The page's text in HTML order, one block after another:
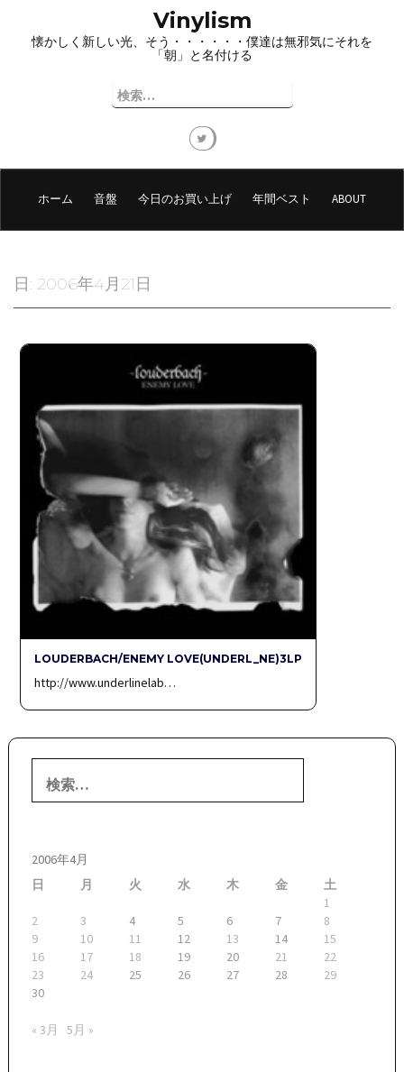
プ
Vinylism
懐かしく新しい光、そう・・・・・・僕達は無邪気にそれを
「朝」と名付ける
検
索:
ホーム 音盤 今日のお買い上げ 年間ベスト ABOUT
日: 2006年4月21日
LOUDERBACH/ENEMY LOVE(UNDERL_NE)3LP
http://www.underlinelab…
索:
2006年4月
日
月 火 水 木 金
土
1
2
3 4 5 6 7
8
9
10 11 12 13 14
15
16
17 18 19 20 21
22
23
24 25 26 27 28
29
30
« 3月 5月 »